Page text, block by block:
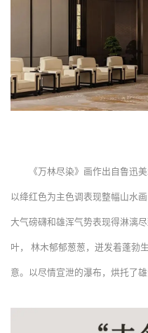
《万林尽染》画作出自鲁迅
以绛红色为主色调表现整幅山水
大气磅礴和雄浑气势表现得淋漓
叶， 林木郁郁葱葱，迸发着蓬勃
意。以尽情宣泄的瀑布，烘托了雄